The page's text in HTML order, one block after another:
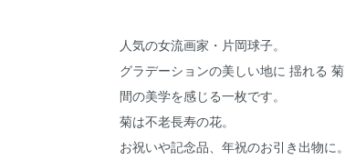
人気の女流画家・片岡球子。
グラデーションの美しい地に 揺れる 菊
間の美学を感じる一枚です。
菊は不老長寿の花。
お祝いや記念品、年祝のお引き出物に。